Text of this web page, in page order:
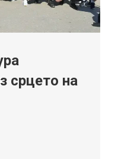
срцето на